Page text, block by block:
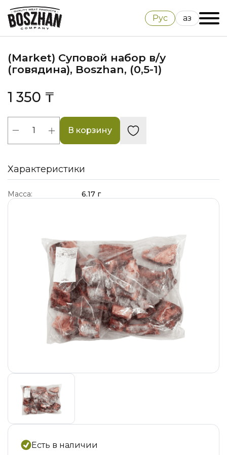
Рус Қаз
(Market) Суповой набор в/у
(говядина), Boszhan, (0,5-1)
1 350 ₸
В корзину
Характеристики
Масса: 6.17 г
Есть в наличии